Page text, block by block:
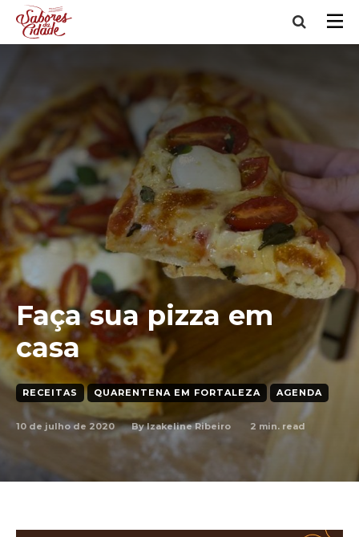
Faça sua pizza em
casa
RECEITAS QUARENTENA EM FORTALEZA AGENDA
10 de julho de 2020 By Izakeline Ribeiro 2 min. read